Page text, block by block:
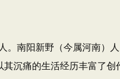
南阳新野（今属河南）
沉痛的生活经历丰富了